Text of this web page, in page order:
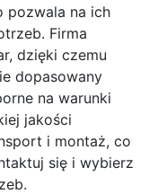
pozwala na ich
Firma
dzięki czemu
dopasowany
na warunki
jakości
i montaż, co
się i wybierz